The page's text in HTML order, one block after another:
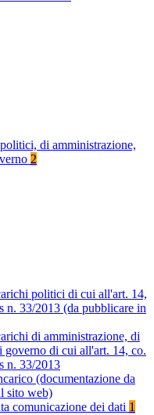
di amministrazione,
2
politici di cui all'art. 14,
n. 33/2013 (da pubblicare in
di amministrazione, di
governo di cui all'art. 14, co.
n. 33/2013
(documentazione da
sito web)
comunicazione dei dati 1